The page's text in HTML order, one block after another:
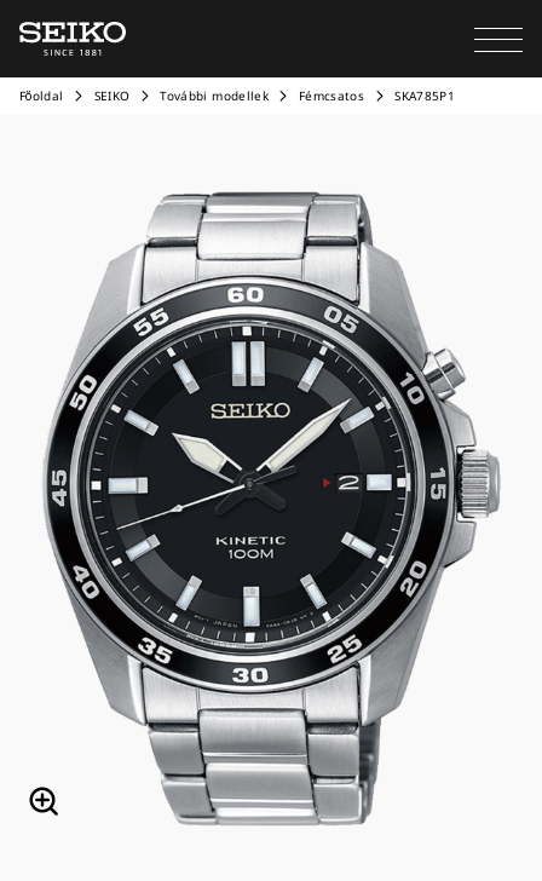
Főoldal SEIKO További modellek Fémcsatos SKA785P1